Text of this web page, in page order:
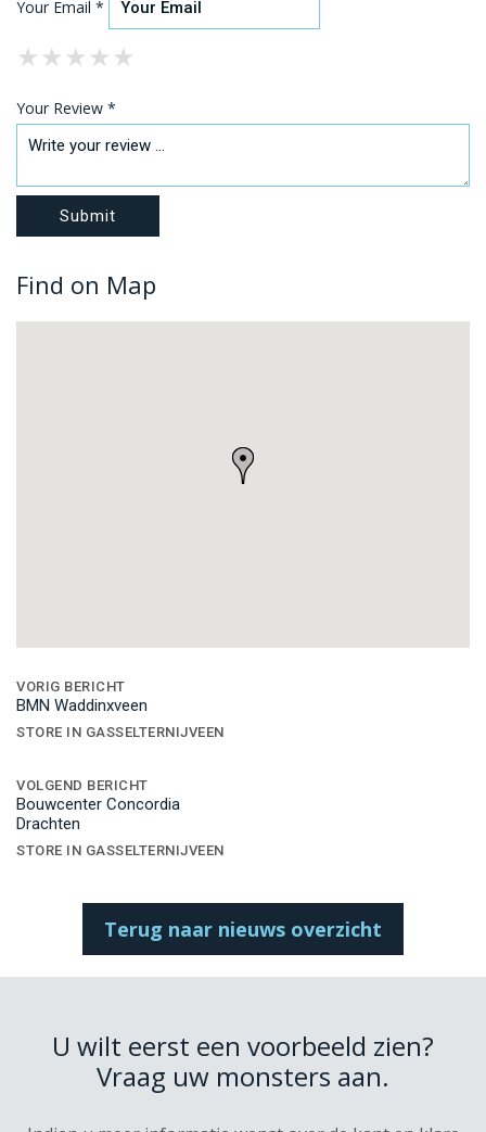
Your Email *
★
★★
★★★
★★★★
★★★★★
Your Review *
Find on Map
navigatie
VORIG BERICHT
BMN Waddinxveen
STORE IN GASSELTERNIJVEEN
VOLGEND BERICHT
Bouwcenter Concordia
Drachten
STORE IN GASSELTERNIJVEEN
Terug naar nieuws overzicht
U wilt eerst een voorbeeld zien?
Vraag uw monsters aan.